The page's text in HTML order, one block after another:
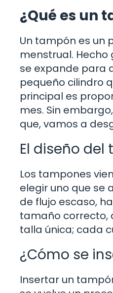
¿Qué es un
Un tampón es un
menstrual.
se expande para
pequeño cilindro
principal es
mes. Sin
que, vamos a
El diseño del
Los tampones
elegir uno que se
de flujo escaso,
tamaño correcto,
talla única; cada
¿Cómo se
Insertar un